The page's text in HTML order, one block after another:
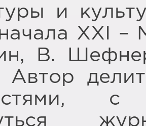
и
ХХI –
В.
Автор
с